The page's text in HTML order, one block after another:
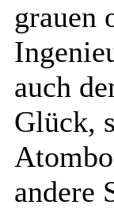
grauen
auch
Glück,
andere